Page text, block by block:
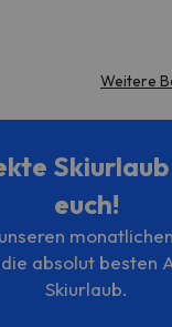
Weitere
euch!
absolut besten
Skiurlaub.